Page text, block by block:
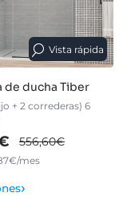
Vista rápida
de ducha Tiber
+ 2 correderas) 6
556,60€
mes
›